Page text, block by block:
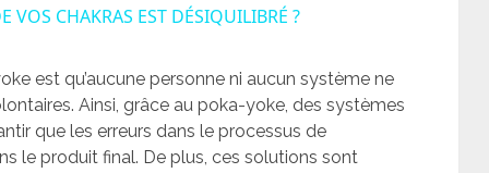
CHAKRAS EST DÉSIQUILIBRÉ ?
est qu’aucune personne ni aucun système ne
Ainsi, grâce au poka-yoke, des systèmes
que les erreurs dans le processus de
le produit final. De plus, ces solutions sont